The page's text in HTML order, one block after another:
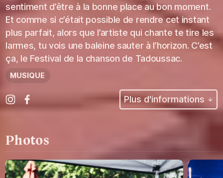
sentiment d’être à la bonne place au bon moment.
Et comme si c’était possible de rendre cet instant
plus parfait, alors que l’artiste qui chante te tire les
larmes, tu vois une baleine sauter à l’horizon. C’est
ça, le Festival de la chanson de Tadoussac.
MUSIQUE
Plus d'informations
Photos